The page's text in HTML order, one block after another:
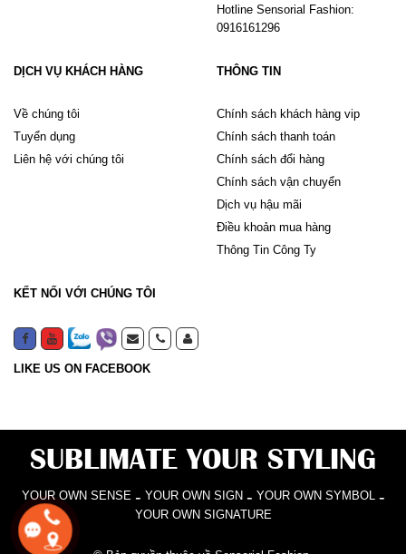
Hotline Sensorial Fashion:
0916161296
DỊCH VỤ KHÁCH HÀNG
Về chúng tôi
Tuyển dụng
Liên hệ với chúng tôi
THÔNG TIN
Chính sách khách hàng vip
Chính sách thanh toán
Chính sách đổi hàng
Chính sách vận chuyển
Dịch vụ hậu mãi
Điều khoản mua hàng
Thông Tin Công Ty
KẾT NỐI VỚI CHÚNG TÔI
LIKE US ON FACEBOOK
SUBLIMATE YOUR STYLING
YOUR OWN SENSE - YOUR OWN SIGN - YOUR OWN SYMBOL -
YOUR OWN SIGNATURE